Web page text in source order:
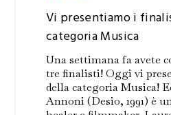
Vi presentiamo i
categoria Musica
Una settimana fa avete
tre finalisti! Oggi vi
della categoria Musica!
Annoni (Desio, 1991) è